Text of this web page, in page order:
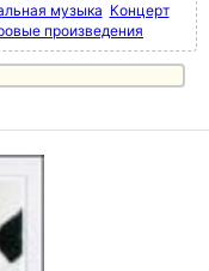
музыка Концерт
произведения